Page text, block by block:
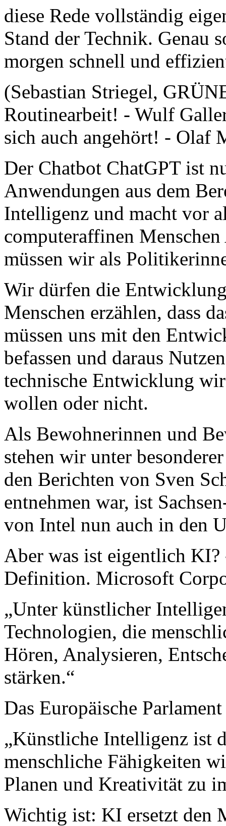
diese Rede vollständig
Stand der Technik. Genau
morgen schnell und
(Sebastian Striegel,
Routinearbeit! - Wulf
sich auch angehört! - Olaf
Der Chatbot ChatGPT ist
Anwendungen aus dem
Intelligenz und macht vor
computeraffinen
müssen wir als
Wir dürfen die
Menschen erzählen, dass
müssen uns mit den
befassen und daraus
technische Entwicklung
wollen oder nicht.
Als Bewohnerinnen und
stehen wir unter
den Berichten von Sven
entnehmen war, ist
von Intel nun auch in den
Aber was ist eigentlich
Definition. Microsoft
„Unter künstlicher
Technologien, die
Hören, Analysieren,
stärken.“
Das Europäische
„Künstliche Intelligenz ist
menschliche Fähigkeiten
Planen und Kreativität zu
Wichtig ist: KI ersetzt den